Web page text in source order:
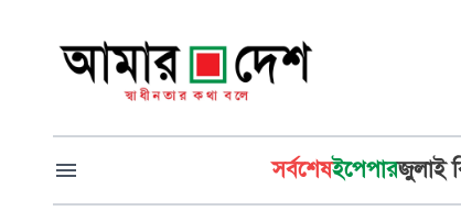
সর্বশেষইপেপারজুলাই